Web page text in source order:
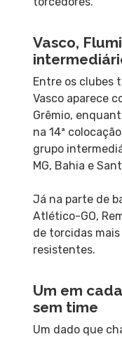
Vasco,
Entre os clubes
Vasco aparece
Grêmio,
na 14ª
grupo
MG, Bahia e
Já na parte de
Atlético-GO,
de torcidas
resistentes.
Um em
sem time
Um dado que